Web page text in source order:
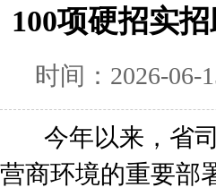
100项硬招实
时间：2026-
今年以来，省司
营商环境的重要部